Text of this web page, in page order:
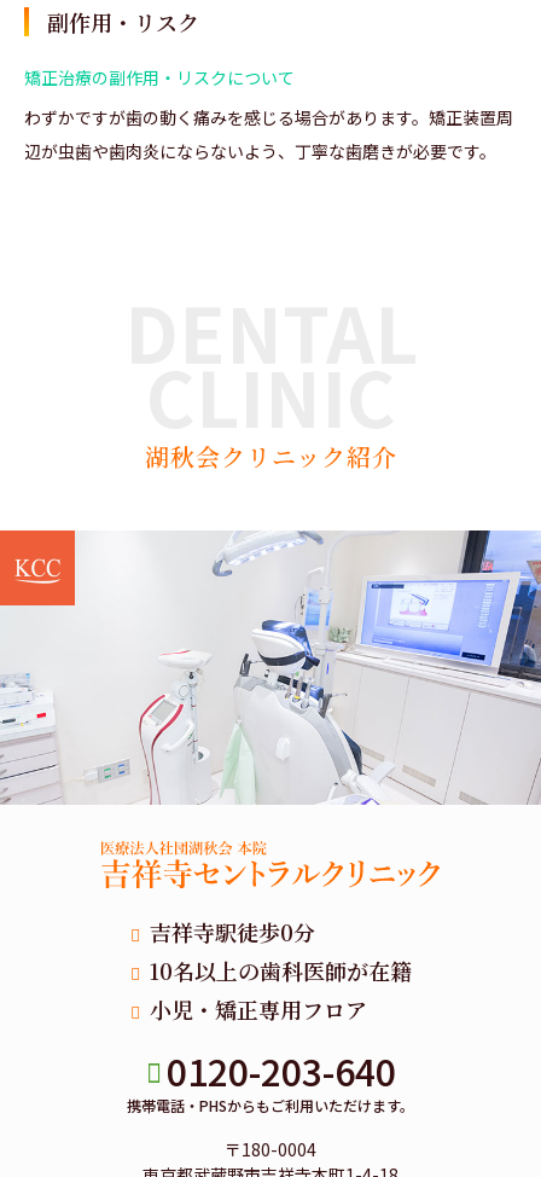
副作用・リスク
矯正治療の副作用・リスクについて
わずかですが歯の動く痛みを感じる場合があります。矯正装置周
辺が虫歯や歯肉炎にならないよう、丁寧な歯磨きが必要です。
湖秋会クリニック紹介
吉祥寺駅徒歩0分
10名以上の歯科医師が在籍
小児・矯正専用フロア
0120-203-640
携帯電話・PHSからもご利用いただけます。
〒180-0004